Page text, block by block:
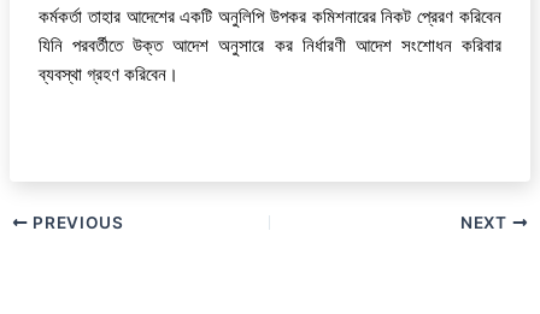
কর্মকর্তা তাহার আদেশের একটি অনুলিপি উপকর কমিশনারের নিকট প্রেরণ করিবেন
যিনি পরবর্তীতে উক্ত আদেশ অনুসারে কর নির্ধারণী আদেশ সংশোধন করিবার
ব্যবস্থা গ্রহণ করিবেন।
PREVIOUS NEXT